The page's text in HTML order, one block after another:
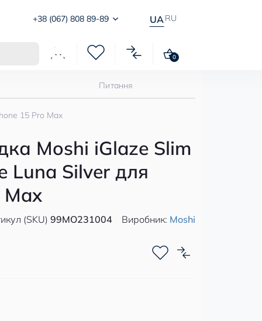
+38 (067) 808 89-89 UA RU
0
15 Pro Max
Питання
Moshi iGlaze Slim
Luna Silver для
Max
(SKU) 99MO231004 Виробник: Moshi